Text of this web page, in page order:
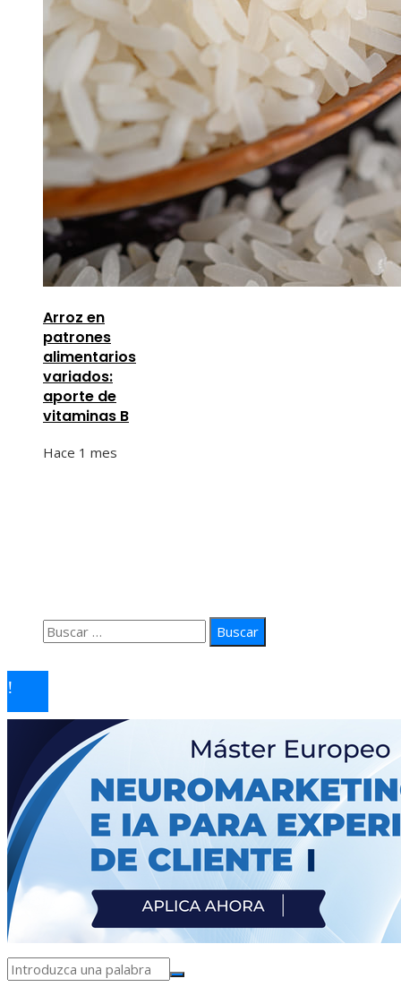
Arroz en
patrones
alimentarios
variados:
aporte de
vitaminas B
Hace 1 mes
Buscar: